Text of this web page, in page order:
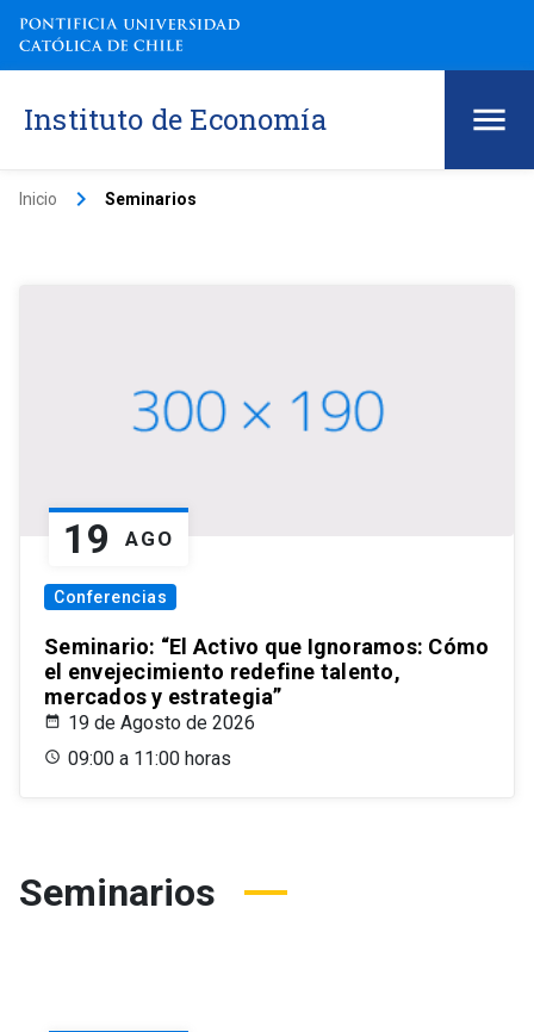
Instituto de Economía
Inicio keyboard_arrow_right Seminarios
19 AGO
Conferencias
Seminario: “El Activo que Ignoramos: Cómo
el envejecimiento redefine talento,
mercados y estrategia”
19 de Agosto de 2026
09:00 a 11:00 horas
Seminarios